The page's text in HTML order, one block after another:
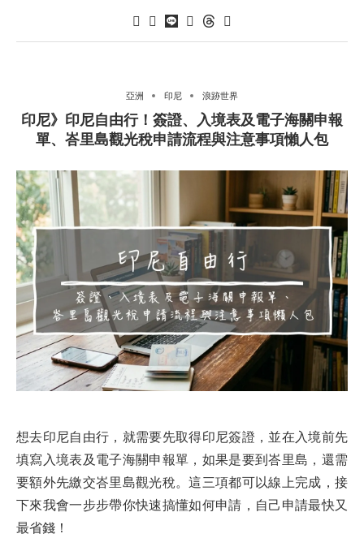
亞洲 印尼 浪跡世界
印尼》印尼自由行！簽證、入境表及電子海關申報
單、峇里島觀光稅申請流程與注意事項懶人包
想去印尼自由行，就需要先取得印尼簽證，並在入境前先
填寫入境表及電子海關申報單，如果是要到峇里島，還需
要額外先繳交峇里島觀光稅。這三項都可以線上完成，接
下來我會一步步帶你快速搞懂如何申請，自己申請最快又
最省錢！